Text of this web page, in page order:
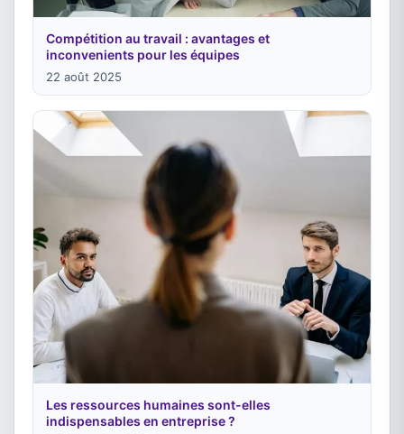
Compétition au travail : avantages et
inconvenients pour les équipes
22 août 2025
Les ressources humaines sont-elles
indispensables en entreprise ?